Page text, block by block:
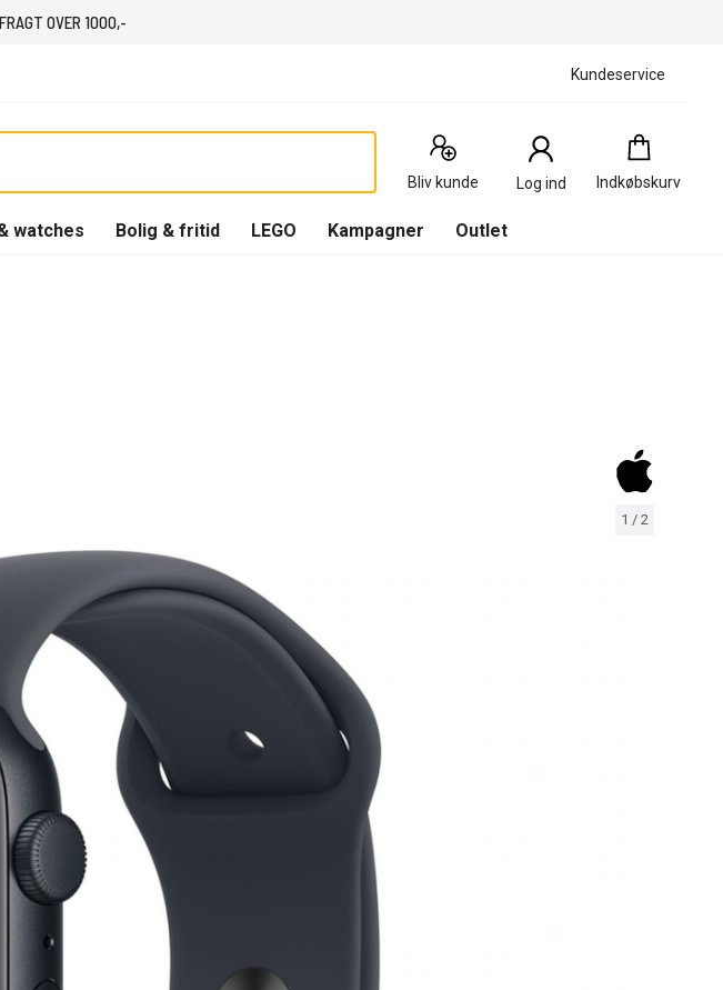
OVER 1000,-
Kundeservice
Bliv kunde Log ind Indkøbskurv
Indkøbskurv
0
Produkter
watches Bolig & fritid LEGO Kampagner Outlet
1 / 2